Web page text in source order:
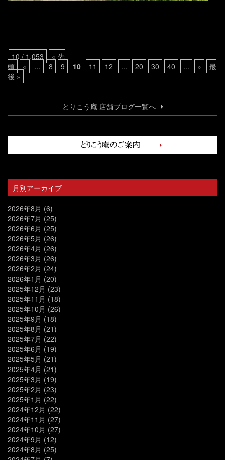
10 / 1,053
« 先
頭
« ... 8 9 10 11 12 ... 20 30 40 ... »
最
後 »
とりこう庵 店舗ブログ一覧へ
月別アーカイブ
2026年8月 (6)
2026年7月 (25)
2026年6月 (25)
2026年5月 (26)
2026年4月 (26)
2026年3月 (26)
2026年2月 (24)
2026年1月 (20)
2025年12月 (23)
2025年11月 (18)
2025年10月 (26)
2025年9月 (18)
2025年8月 (21)
2025年7月 (22)
2025年6月 (19)
2025年5月 (21)
2025年4月 (21)
2025年3月 (19)
2025年2月 (23)
2025年1月 (22)
2024年12月 (22)
2024年11月 (27)
2024年10月 (27)
2024年9月 (12)
2024年8月 (25)